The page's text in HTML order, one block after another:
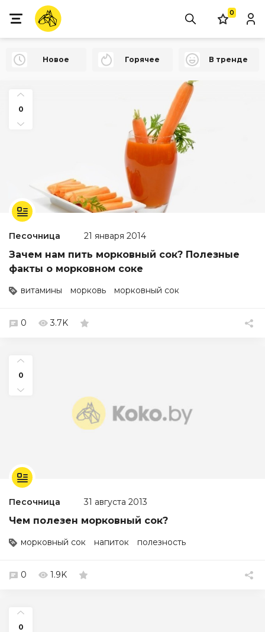
0
Новое Горячее В тренде
0
Песочница 21 января 2014
Зачем нам пить морковный сок? Полезные
факты о морковном соке
витамины морковь морковный сок
0 3.7K
0
Песочница 31 августа 2013
Чем полезен морковный сок?
морковный сок напиток полезность
0 1.9K
0